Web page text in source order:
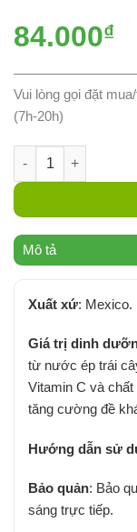
84.000₫
Vui lòng gọi đặt
(7h-20h)
Kẹo Mút Hữu Cơ
Mô tả
Xuất xứ: Mexico.
Giá trị dinh
từ nước ép trái
Vitamin C và
tăng cường đề
Hướng dẫn sử
Bảo quản: Bảo
sáng trực tiếp.